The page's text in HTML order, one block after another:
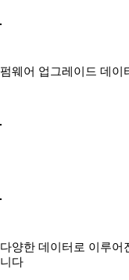
펌웨어 업그레이드 데이
다양한 데이터로 이루어
니다